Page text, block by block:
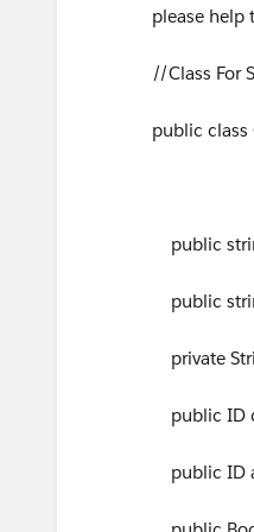
please help
//Class For
public class
public
public
private
public ID
public ID